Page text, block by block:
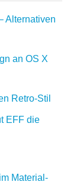
Alternativen
an OS X
Retro-Stil
EFF die
Material-